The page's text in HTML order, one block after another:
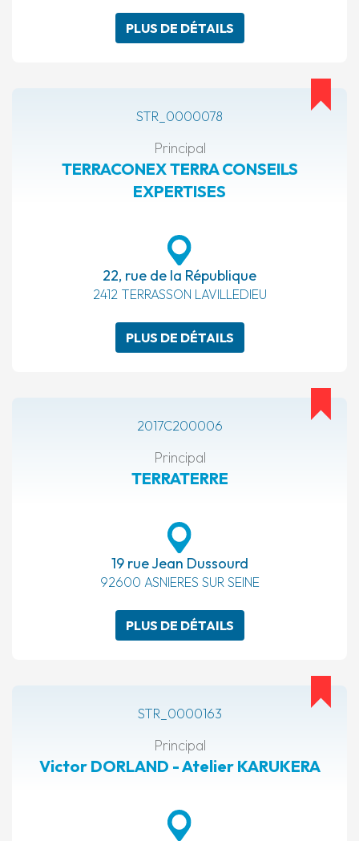
PLUS DE DÉTAILS
STR_0000078
Principal
TERRACONEX TERRA CONSEILS
EXPERTISES
22, rue de la République
2412 TERRASSON LAVILLEDIEU
PLUS DE DÉTAILS
2017C200006
Principal
TERRATERRE
19 rue Jean Dussourd
92600 ASNIERES SUR SEINE
PLUS DE DÉTAILS
STR_0000163
Principal
Victor DORLAND - Atelier KARUKERA